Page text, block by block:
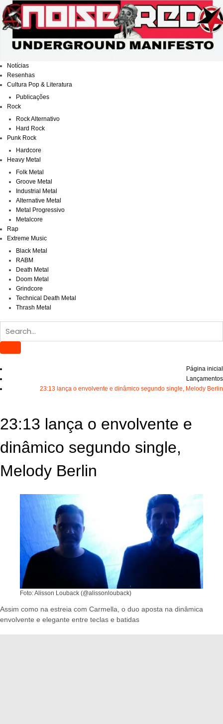
para
o
conteúdo
Notícias
Resenhas
Cultura Pop & Literatura
Publicações
Rock
Rock Alternativo
Hard Rock
Punk Rock
Hardcore
Heavy Metal
Folk Metal
Groove Metal
Industrial Metal
Alternative Metal
Metal Progressivo
Metalcore
Rap
Extreme Music
Black Metal
RABM
Death Metal
Doom Metal
Grindcore
Technical Death Metal
Thrash Metal
Página inicial
Lançamentos
23:13 lança o envolvente e dinâmico segundo single, Melody Berlin
23:13 lança o envolvente e
dinâmico segundo single,
Melody Berlin
Foto: Alisson Louback (@alissonlouback)
Assim como na estreia com Carmella, o duo aposta na dinâmica
envolvente e elegante entre teclas e batidas